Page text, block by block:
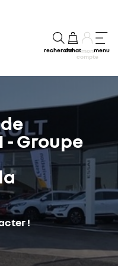
rechercheachatmon
compte
menu
- Groupe
!